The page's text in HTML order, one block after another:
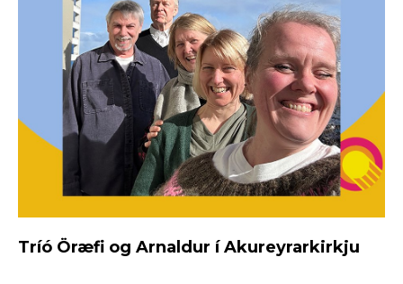
Tríó Öræfi og Arnaldur í Akureyrarkirkju